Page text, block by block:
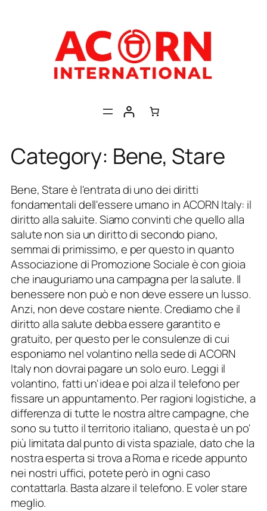
Category: Bene, Stare
Bene, Stare è l'entrata di uno dei diritti
fondamentali dell'essere umano in ACORN Italy: il
diritto alla saluite. Siamo convinti che quello alla
salute non sia un diritto di secondo piano,
semmai di primissimo, e per questo in quanto
Associazione di Promozione Socialeè con gioia
che inauguriamo una campagna per la salute. Il
benessere non può e non deve essere un lusso.
Anzi, non deve costare niente. Crediamo che il
diritto alla salute debba essere garantito e
gratuito, per questo per le consulenze di cui
esponiamo nel volantino nella sede di ACORN
Italy non dovrai pagare un solo euro. Leggi il
volantino, fatti un'idea e poi alza il telefono per
fissare un appuntamento. Per ragioni logistiche, a
differenza di tutte le nostra altre campagne, che
sono su tutto il territorio italiano, questa è un po'
più limitata dal punto di vista spaziale, dato che la
nostra esperta si trova a Roma e ricede appunto
nei nostri uffici, potete però in ogni caso
contattarla. Basta alzare il telefono. E voler stare
meglio.